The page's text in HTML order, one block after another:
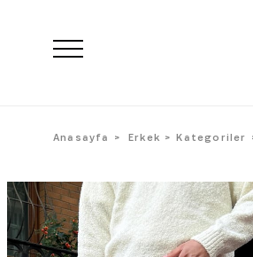
Anasayfa Erkek Kategoriler